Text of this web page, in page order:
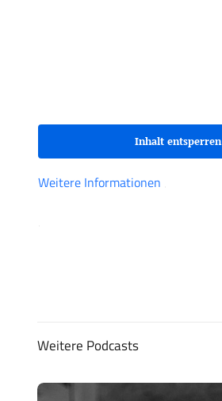
Inhalt entsperren
Weitere Informationen
Weitere Podcasts